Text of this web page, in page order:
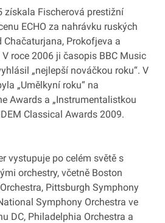
získala Fischerová prestižní
ECHO za nahrávku ruských
Chačaturjana, Prokofjeva a
roce 2006 ji časopis BBC Music
„nejlepší nováčkou roku“. V
„Umělkyní roku“ na
Awards a „Instrumentalistkou
Classical Awards 2009.
vystupuje po celém světě s
orchestry, včetně Boston
Pittsburgh Symphony
Symphony Orchestra ve
DC, Philadelphia Orchestra a